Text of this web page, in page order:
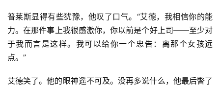
投
稿
文
普莱斯显得有些犹豫，他叹了口气。“艾德，我相信你的能
力。在那件事上我很感激你，你以前是个好上司——至少对
于我而言是这样。我可以给你一个忠告：离那个女孩远
点。”
艾德笑了。他的眼神遥不可及。没再多说什么，他最后瞥了